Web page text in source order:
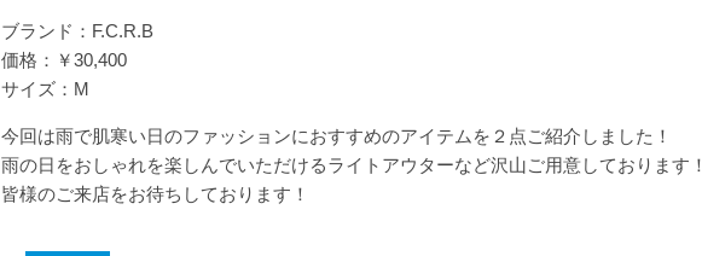
ブランド：F.C.R.B
価格：￥30,400
サイズ：M
今回は雨で肌寒い日のファッションにおすすめのアイテムを２点ご紹介しました！
雨の日をおしゃれを楽しんでいただけるライトアウターなど沢山ご用意しております！
皆様のご来店をお待ちしております！